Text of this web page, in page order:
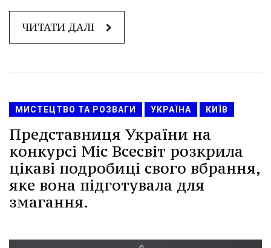
ЧИТАТИ ДАЛІ
МИСТЕЦТВО ТА РОЗВАГИ УКРАЇНА КИЇВ
Представниця України на
конкурсі Міс Всесвіт розкрила
цікаві подробиці свого вбрання,
яке вона підготувала для
змагання.